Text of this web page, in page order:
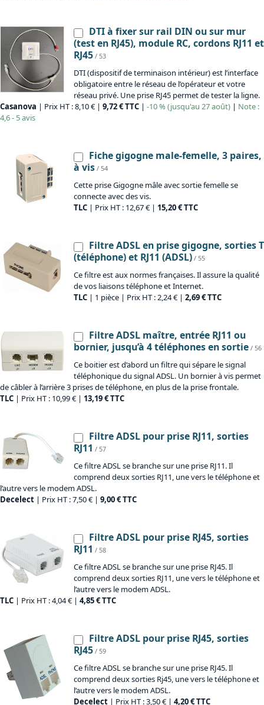
DTI à fixer sur rail DIN ou sur mur
(test en RJ45), module RC, cordons RJ11 et
RJ45 / 53
DTI (dispositif de terminaison intérieur) est l’interface
obligatoire entre le réseau de l’opérateur et votre
réseau privé. Une prise RJ45 permet de tester la ligne.
Casanova | Prix HT : 8,10 € | 9,72 € TTC | -10 % (jusqu'au 27 août) | Note :
4,6 - 5 avis
Fiche gigogne male-femelle, 3 paires,
à vis / 54
Cette prise Gigogne mâle avec sortie femelle se
connecte avec des vis.
TLC | Prix HT : 12,67 € | 15,20 € TTC
Filtre ADSL en prise gigogne, sorties T
(téléphone) et RJ11 (ADSL) / 55
Ce filtre est aux normes françaises. Il assure la qualité
de vos liaisons téléphone et Internet.
TLC | 1 pièce | Prix HT : 2,24 € | 2,69 € TTC
Filtre ADSL maître, entrée RJ11 ou
bornier, jusqu’à 4 téléphones en sortie / 56
Ce boitier est d’abord un filtre qui sépare le signal
téléphonique du signal ADSL. Un bornier à vis permet
de câbler à l’arrière 3 prises de téléphone, en plus de la prise frontale.
TLC | Prix HT : 10,99 € | 13,19 € TTC
Filtre ADSL pour prise RJ11, sorties
RJ11 / 57
Ce filtre ADSL se branche sur une prise RJ11. Il
comprend deux sorties RJ11, une vers le téléphone et
l’autre vers le modem ADSL.
Decelect | Prix HT : 7,50 € | 9,00 € TTC
Filtre ADSL pour prise RJ45, sorties
RJ11 / 58
Ce filtre ADSL se branche sur une prise RJ45. Il
comprend deux sorties RJ11, une vers le téléphone et
l’autre vers le modem ADSL.
TLC | Prix HT : 4,04 € | 4,85 € TTC
Filtre ADSL pour prise RJ45, sorties
RJ45 / 59
Ce filtre ADSL se branche sur une prise RJ45. Il
comprend deux sorties Rj45, une vers le téléphone et
l’autre vers le modem ADSL.
Decelect | Prix HT : 3,50 € | 4,20 € TTC